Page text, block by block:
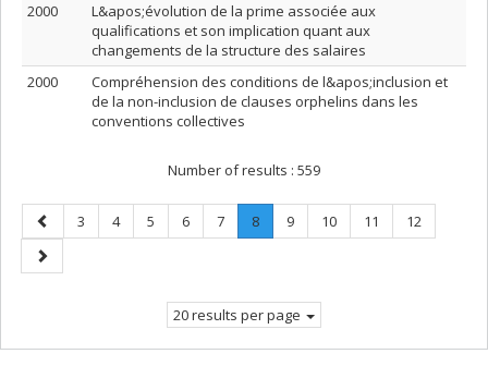
2000
L&apos;évolution de la prime associée aux
qualifications et son implication quant aux
changements de la structure des salaires
2000
Compréhension des conditions de l&apos;inclusion et
de la non-inclusion de clauses orphelins dans les
conventions collectives
Number of results : 559
Previous
page
Page
3 Page
4 Page
5 Page
6 Page
7 Page
8.
Current
Page
9 Page
10 Page
11 Page
12
Next
page
20 results per page